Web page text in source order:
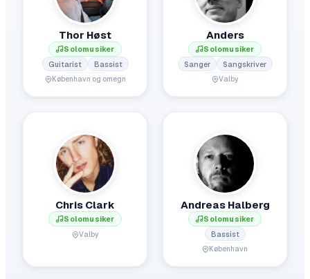
Thor Høst
Solomusiker
Guitarist
Bassist
København og omegn
Anders
Solomusiker
Sanger
Sangskriver
Valby
Chris Clark
Solomusiker
Valby
Andreas Halberg
Solomusiker
Bassist
København